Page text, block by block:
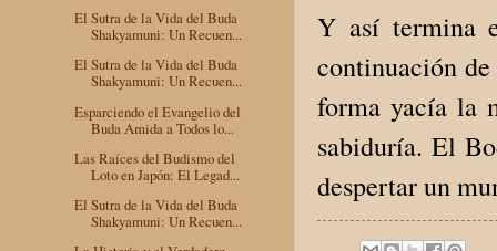
Y así termina
continuación
forma yacía la
sabiduría. El
despertar un
El Sutra de la Vida del Buda
Shakyamuni: Un Recuen...
El Sutra de la Vida del Buda
Shakyamuni: Un Recuen...
Esparciendo el Evangelio del
Buda Amida a Todos lo...
Las Raíces del Budismo del
Loto en Japón: El Legad...
El Sutra de la Vida del Buda
Shakyamuni: Un Recuen...